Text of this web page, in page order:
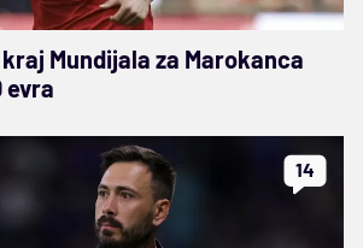
Mundijala za Marokanca
evra
14